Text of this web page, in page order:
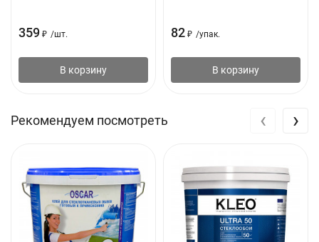
На флизилиновой
75-80 л / 400 - 450 м2
На флизилиновой
60-65 л / 325 - 350 м2
359 ₽ /шт.
В корзину
82 ₽ /упак.
В корзину
Рекомендуем посмотреть ‹ ›